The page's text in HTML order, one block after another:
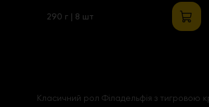
290 г | 8 шт
Класичний рол Філадельфія з тигровою